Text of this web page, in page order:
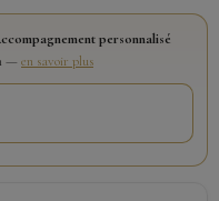
personnalisé
— en savoir plus